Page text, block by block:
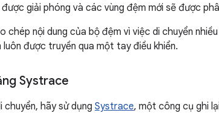
giải phóng và các vùng đệm mới sẽ được
chép nội dung của bộ đệm vì việc di chuyển
được truyền qua một tay điều khiển.
Systrace
hãy sử dụng Systrace, một công cụ ghi